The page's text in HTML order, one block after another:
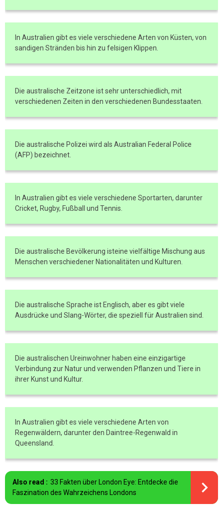
In Australien gibt es viele verschiedene Arten von Küsten, von
sandigen Stränden bis hin zu felsigen Klippen.
Die australische Zeitzone ist sehr unterschiedlich, mit
verschiedenen Zeiten in den verschiedenen Bundesstaaten.
Die australische Polizei wird als Australian Federal Police
(AFP) bezeichnet.
In Australien gibt es viele verschiedene Sportarten, darunter
Cricket, Rugby, Fußball und Tennis.
Die australische Bevölkerung isteine vielfältige Mischung aus
Menschen verschiedener Nationalitäten und Kulturen.
Die australische Sprache ist Englisch, aber es gibt viele
Ausdrücke und Slang-Wörter, die speziell für Australien sind.
Die australischen Ureinwohner haben eine einzigartige
Verbindung zur Natur und verwenden Pflanzen und Tiere in
ihrer Kunst und Kultur.
In Australien gibt es viele verschiedene Arten von
Regenwäldern, darunter den Daintree-Regenwald in
Queensland.
Also read : 33 Fakten über London Eye: Entdecke die
Faszination des Wahrzeichens Londons